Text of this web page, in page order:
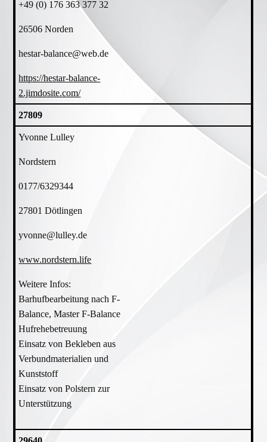
+49 (0) 176 363 377 32
26506 Norden
hestar-balance@web.de
https://hestar-balance-
2.jimdosite.com/
27809
Yvonne Lulley
Nordstern
0177/6329344
27801 Dötlingen
yvonne@lulley.de
www.nordstern.life
Weitere Infos:
Barhufbearbeitung nach F-
Balance, Master F-Balance
Hufrehebetreuung
Einsatz von Bekleben aus
Verbundmaterialien und
Kunststoff
Einsatz von Polstern zur
Unterstützung